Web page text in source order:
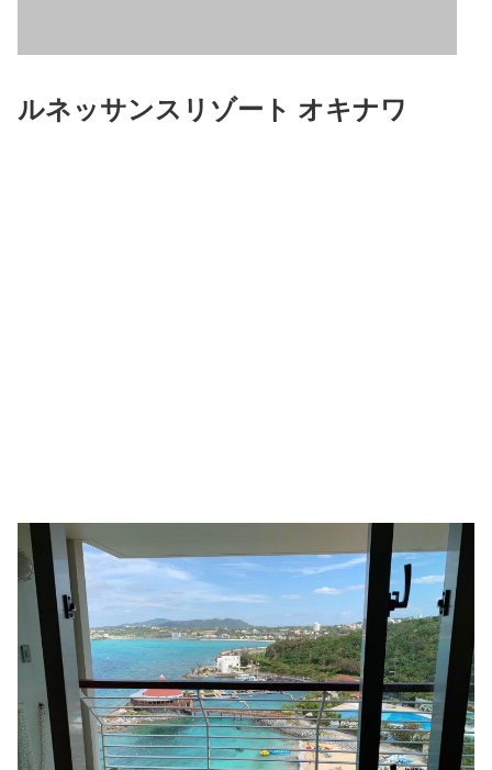
ルネッサンスリゾート オキナワ